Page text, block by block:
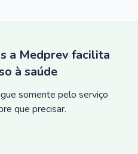
a Medprev facilita
à saúde
somente pelo serviço
que precisar.